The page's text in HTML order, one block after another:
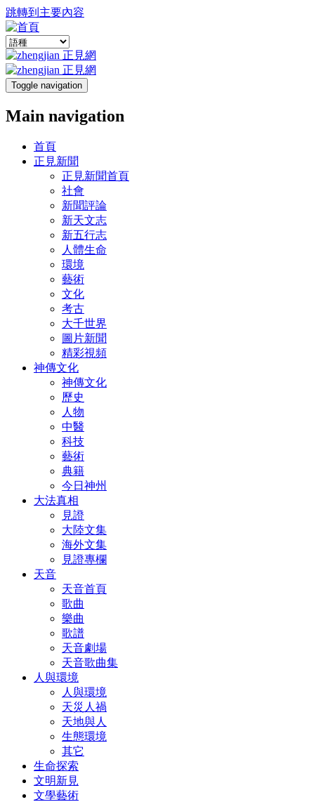
跳轉到主要內容
Toggle navigation
Main navigation
首頁
正見新聞
正見新聞首頁
社會
新聞評論
新天文志
新五行志
人體生命
環境
藝術
文化
考古
大千世界
圖片新聞
精彩視頻
神傳文化
神傳文化
歷史
人物
中醫
科技
藝術
典籍
今日神州
大法真相
見證
大陸文集
海外文集
見證專欄
天音
天音首頁
歌曲
樂曲
歌譜
天音劇場
天音歌曲集
人與環境
人與環境
天災人禍
天地與人
生態環境
其它
生命探索
文明新見
文學藝術